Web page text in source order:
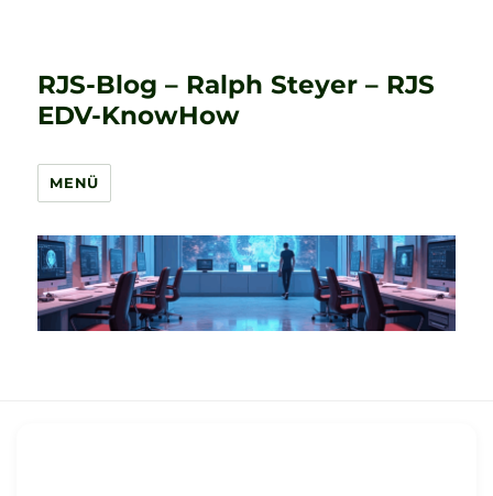
RJS-Blog – Ralph Steyer – RJS
EDV-KnowHow
MENÜ